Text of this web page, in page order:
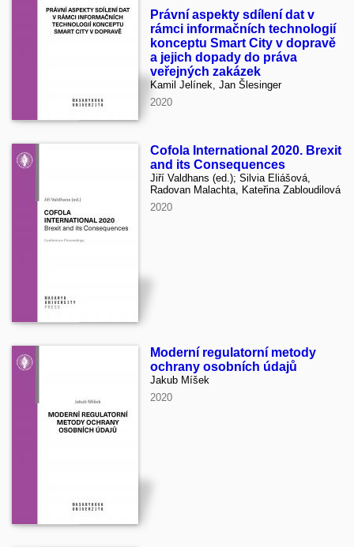
Právní aspekty sdílení dat v
rámci informačních technologií
konceptu Smart City v dopravě
a jejich dopady do práva
veřejných zakázek
Kamil Jelínek, Jan Šlesinger
2020
Cofola International 2020. Brexit
and its Consequences
Jiří Valdhans (ed.); Silvia Eliášová,
Radovan Malachta, Kateřina Zabloudilová
2020
Moderní regulatorní metody
ochrany osobních údajů
Jakub Míšek
2020